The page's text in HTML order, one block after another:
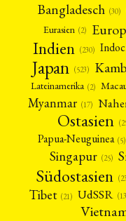
Bangladesch (30)
Eurasien (2)
Indien (230)
Japan (523)
Lateinamerika (2)
Myanmar (17)
Ostasien
Papua-Neuguinea (5)
Singapur (25)
Südostasien
Tibet (21) UdSSR